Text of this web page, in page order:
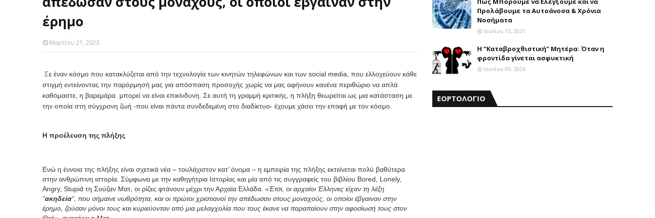
έρημο
Μαρτίου 21, 2023
Σε έναν κόσμο που κατακλύζεται από την τεχνολογία των κινητών τηλεφώνων και των social media, που ελλοχεύουν κάθε
στιγμή εντείνοντας την παρόρμησή μας για απόσπαση προσοχής χωρίς να μας αφήνουν κανένα περιθώριο να απλά
καθόμαστε, η βαρεμάρα μπορεί να είναι επικίνδυνη. Σε αυτή τη γραμμή κριτικής, η πλήξη θεωρείται ως μια κατάσταση με
την οποία στη σύγχρονη ζωή -που είναι πάντα συνδεδεμένη στο διαδίκτυο- έχουμε χάσει την επαφή με τον κόσμο.
Η προέλευση της πλήξης
Ενώ η έννοια της πλήξης είναι σχετικά νέα – τουλάχιστον κατ’ όνομα – η εμπειρία της πλήξης εκτείνεται πολύ βαθύτερα
στην ανθρώπινη ιστορία. Σύμφωνα με την καθηγήτρια Ιστορίας και μία από τις συγγραφείς του βιβλίου Bored, Lonely,
Angry, Stupid τη Σούζαν Ματ, οι ρίζες φτάνουν μέχρι την Αρχαία Ελλάδα. «Έτσι, οι αρχαίοι Έλληνες είχαν τη λέξη
“ακηδεία“, που σήμαινε νωθρότητα, και οι πρώτοι χριστιανοί την απέδωσαν στους μοναχούς, οι οποίοι έβγαιναν στην
έρημο, ζούσαν μόνοι τους και κυριεύονταν από μια μελαγχολία που τους έκανε να παραπαίουν στην αφοσίωσή τους στον
Προλάβουμε τα Αυτοάνοσα & Χρόνια
Νοσήματα
Ιουλίου 13, 2021
Η “Καταβροχθιστική” Mητέρα: Όταν η
φροντίδα γίνεται ασφυκτική
Ιουνίου 09, 2026
ΕΟΡΤΟΛΟΓΙΟ